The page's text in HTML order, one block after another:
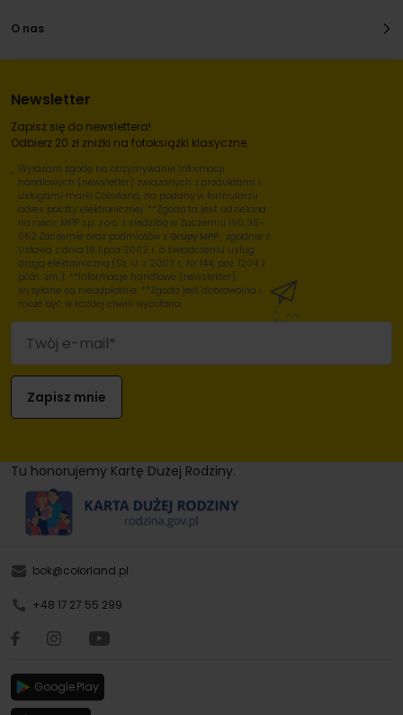
O nas
Newsletter
Zapisz się do newslettera!
Odbierz 20 zł zniżki na fotoksiążki klasyczne.
Wyrażam zgodę na otrzymywanie informacji
handlowych (newsletter) związanych z produktami i
usługami marki Colorland, na podany w formularzu
adres poczty elektronicznej. **Zgoda ta jest udzielana
na rzecz: MPP sp. z o.o. z siedzibą w Zaczerniu 190, 36-
062 Zaczernie oraz podmiotów z Grupy MPP , zgodnie z
Ustawą z dnia 18 lipca 2002 r. o świadczeniu usług
drogą elektroniczną (Dz. U. z 2002 r., Nr 144, poz. 1204 z
późn. zm.). **Informacje handlowe (newsletter)
wysyłane są nieodpłatnie. **Zgoda jest dobrowolna i
może być w każdej chwili wycofana.
Tu honorujemy Kartę Dużej Rodziny.
bok@colorland.pl
+48 17 27 55 299
Google Play